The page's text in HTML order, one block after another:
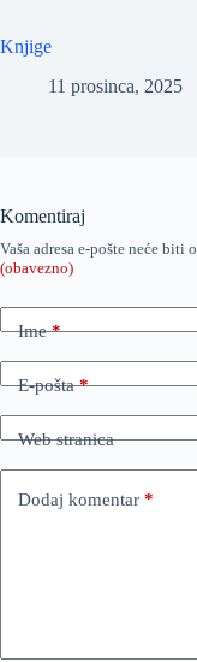
Knjige
11 prosinca, 2025
Komentiraj
Vaša adresa e-pošte neće biti
(obavezno)
Ime*
E-pošta*
Web stranica
Dodaj komentar *